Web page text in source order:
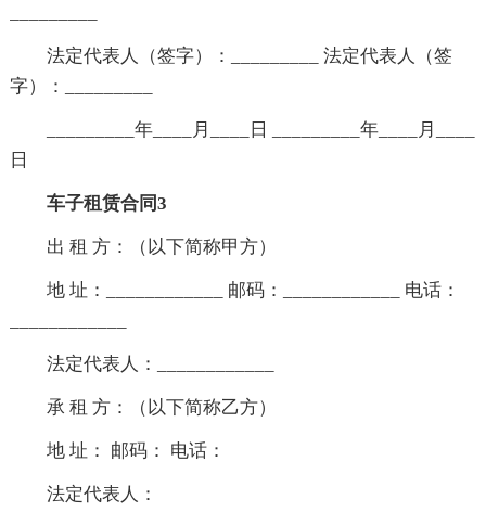
法定代表人（签字）：_________ 法定代表人（签
字）：_________
_________年____月____日 _________年____月____
日
车子租赁合同3
出 租 方：（以下简称甲方）
地 址：____________ 邮码：____________ 电话：
法定代表人：____________
承 租 方：（以下简称乙方）
地 址： 邮码： 电话：
法定代表人：